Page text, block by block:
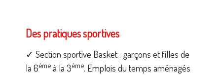
Des pratiques sportives
✓ Section sportive Basket : garçons et filles de
la 6ème à la 3ème. Emplois du temps aménagés